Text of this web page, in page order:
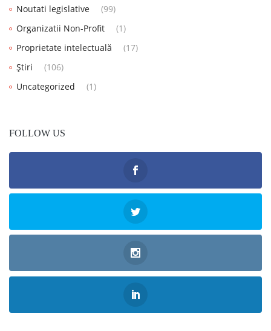
Noutati legislative
(99)
Organizatii Non-Profit
(1)
Proprietate intelectuală
(17)
Știri
(106)
Uncategorized
(1)
FOLLOW US